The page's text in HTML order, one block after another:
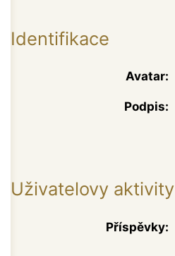
Identifikace
Avatar:
Podpis:
Uživatelovy aktivity
Příspěvky: